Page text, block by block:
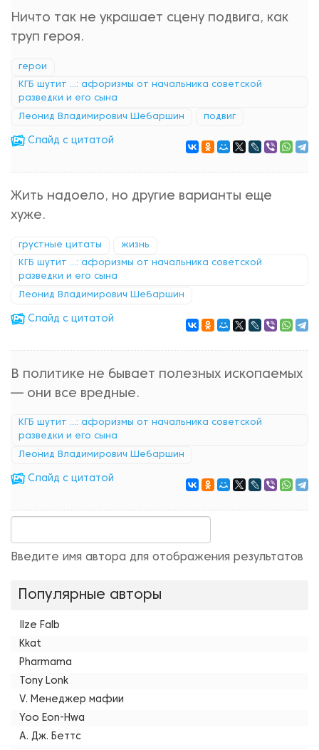
Ничто так не украшает сцену подвига, как
труп героя.
герои
КГБ шутит ...: афоризмы от начальника советской
разведки и его сына
Леонид Владимирович Шебаршин подвиг
Cлайд с цитатой
Жить надоело, но другие варианты еще
хуже.
грустные цитаты жизнь
КГБ шутит ...: афоризмы от начальника советской
разведки и его сына
Леонид Владимирович Шебаршин
Cлайд с цитатой
В политике не бывает полезных ископаемых
— они все вредные.
КГБ шутит ...: афоризмы от начальника советской
разведки и его сына
Леонид Владимирович Шебаршин
Cлайд с цитатой
Введите имя автора для отображения результатов
Популярные авторы
Ilze Falb
Kkat
Pharmama
Tony Lonk
V. Менеджер мафии
Yoo Eon-Hwa
А. Дж. Беттс